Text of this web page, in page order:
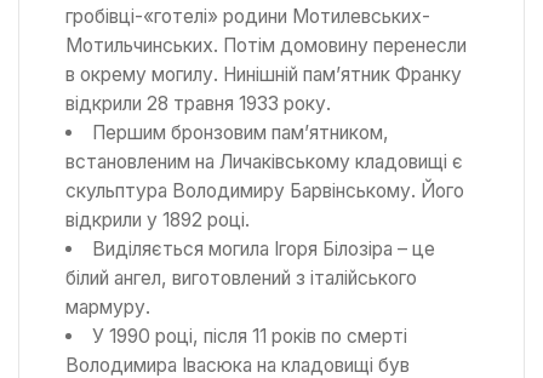
гробівці-«готелі» родини Мотилевських-
Мотильчинських. Потім домовину перенесли
в окрему могилу. Нинішній пам’ятник Франку
відкрили 28 травня 1933 року.
Першим бронзовим пам’ятником,
встановленим на Личаківському кладовищі є
скульптура Володимиру Барвінському. Його
відкрили у 1892 році.
Виділяється могила Ігоря Білозіра – це
білий ангел, виготовлений з італійського
мармуру.
У 1990 році, після 11 років по смерті
Володимира Івасюка на кладовищі був